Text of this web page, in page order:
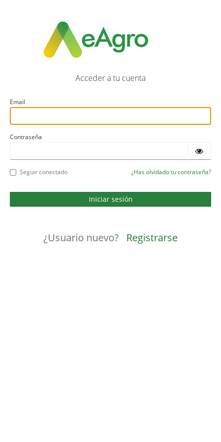
Acceder a tu cuenta
Email
Contraseña
Seguir conectado ¿Has olvidado tu contraseña?
¿Usuario nuevo? Registrarse